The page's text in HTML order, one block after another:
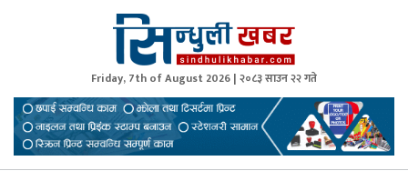
Sindhuli Khabar
News from Sindhuli Nepal
Friday, 7th of August 2026 | २०८३ साउन २२ गते